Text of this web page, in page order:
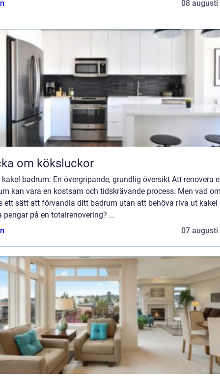
08 augusti
om köksluckor
badrum: En övergripande, grundlig översikt Att renovera
kan vara en kostsam och tidskrävande process. Men vad
ett sätt att förvandla ditt badrum utan att behöva riva ut kakel
pengar på en totalrenovering? ...
07 augusti